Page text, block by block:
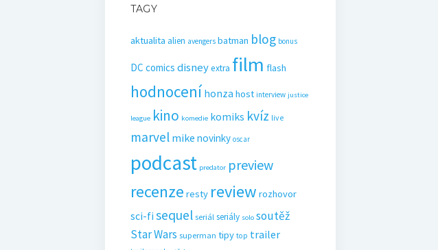
TAGY
aktualita alien avengers batman blog bonus
DC comics disneyextra film flash
hodnocení honza host interview justice
league kino komedie komiks kvíz live
marvel mike novinky oscar
podcast predator preview
recenze resty review rozhovor
sci-fi sequel seriál seriály solo soutěž
Star Wars superman tipy top trailer